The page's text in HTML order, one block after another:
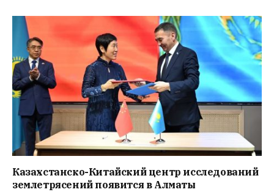
Казахстанско-Китайский центр исследований
землетрясений появится в Алматы